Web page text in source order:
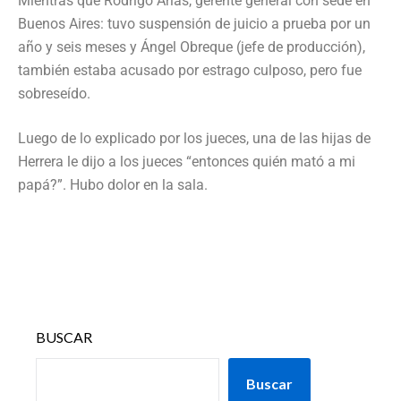
Buenos Aires: tuvo suspensión de juicio a prueba por un
año y seis meses y Ángel Obreque (jefe de producción),
también estaba acusado por estrago culposo, pero fue
sobreseído.
Luego de lo explicado por los jueces, una de las hijas de
Herrera le dijo a los jueces “entonces quién mató a mi
papá?”. Hubo dolor en la sala.
BUSCAR
Buscar